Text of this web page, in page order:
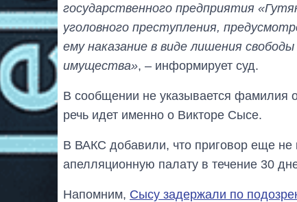
государственного предприятия
уголовного преступления,
ему наказание в виде лишения
имущества», – информирует суд.
В сообщении не указывается фамилия
речь идет именно о Викторе Сысе.
В ВАКС добавили, что приговор еще не
апелляционную палату в течение 30
Напомним, Сысу задержали по